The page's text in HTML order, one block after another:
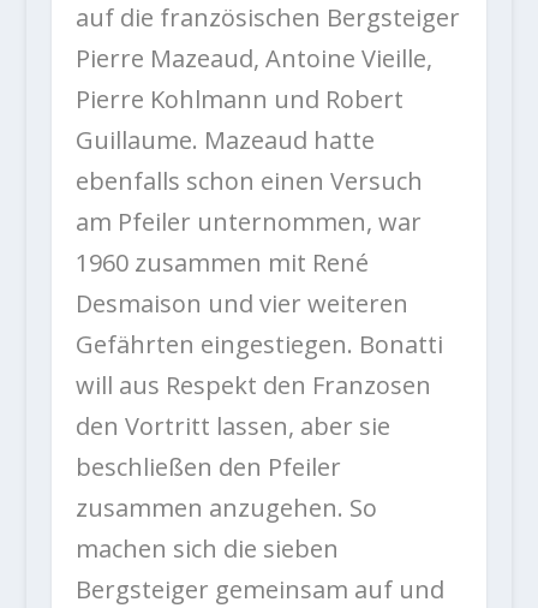
auf die französischen Bergsteiger
Pierre Mazeaud, Antoine Vieille,
Pierre Kohlmann und Robert
Guillaume. Mazeaud hatte
ebenfalls schon einen Versuch
am Pfeiler unternommen, war
1960 zusammen mit René
Desmaison und vier weiteren
Gefährten eingestiegen. Bonatti
will aus Respekt den Franzosen
den Vortritt lassen, aber sie
beschließen den Pfeiler
zusammen anzugehen. So
machen sich die sieben
Bergsteiger gemeinsam auf und